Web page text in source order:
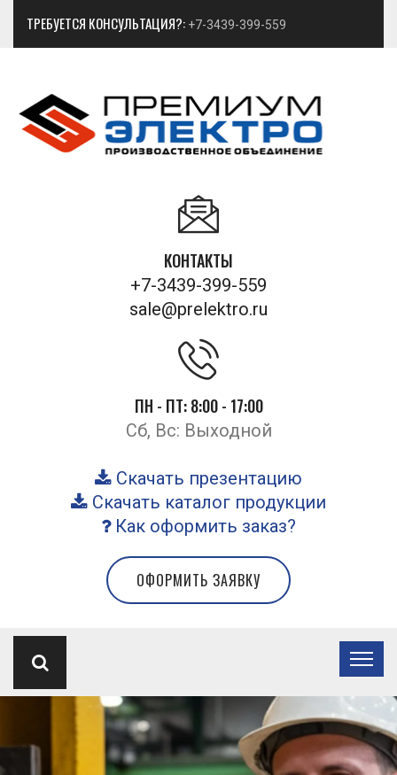
ТРЕБУЕТСЯ КОНСУЛЬТАЦИЯ?: +7-3439-399-559
КОНТАКТЫ
+7-3439-399-559
sale@prelektro.ru
ПН - ПТ: 8:00 - 17:00
Сб, Вс: Выходной
Скачать презентацию
Скачать каталог продукции
Как оформить заказ?
ОФОРМИТЬ ЗАЯВКУ